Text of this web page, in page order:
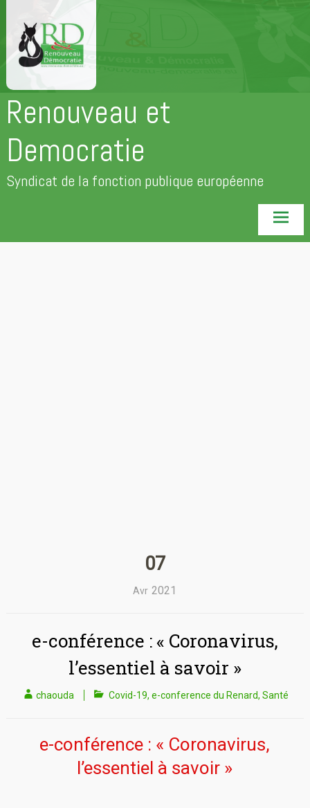
contenu
principal
Renouveau et
Democratie
Syndicat de la fonction publique européenne
07
Avr 2021
e-conférence : « Coronavirus,
l’essentiel à savoir »
chaouda Covid-19,e-conference du Renard,Santé
e-conférence : « Coronavirus,
l’essentiel à savoir »